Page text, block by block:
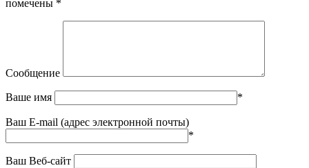
помечены *
Сообщение
Ваше имя *
Ваш E-mail (адрес электронной почты)
*
Ваш Веб-сайт